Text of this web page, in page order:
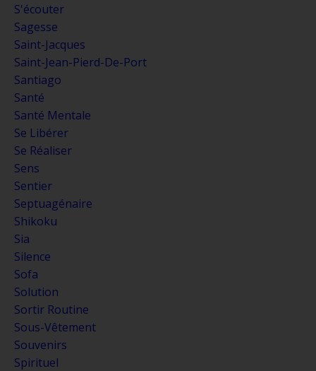
S'écouter
Sagesse
Saint-Jacques
Saint-Jean-Pierd-De-Port
Santiago
Santé
Santé Mentale
Se Libérer
Se Réaliser
Sens
Sentier
Septuagénaire
Shikoku
Sia
Silence
Sofa
Solution
Sortir Routine
Sous-Vêtement
Souvenirs
Spirituel